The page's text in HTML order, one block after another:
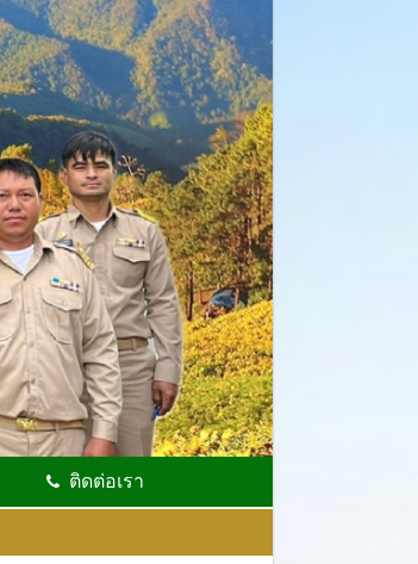
ติดต่อเรา